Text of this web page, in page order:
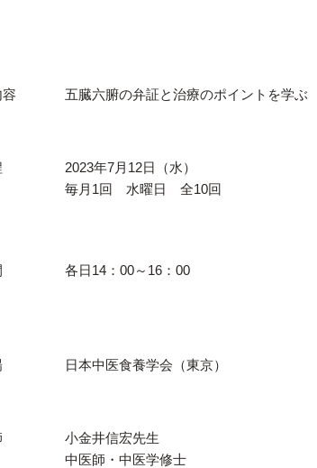
五臓六腑の弁証と治療のポイントを学ぶ
2023年7月12日（水）
毎月1回 水曜日 全10回
各日14：00～16：00
日本中医食養学会（東京）
小金井信宏先生
中医師・中医学修士